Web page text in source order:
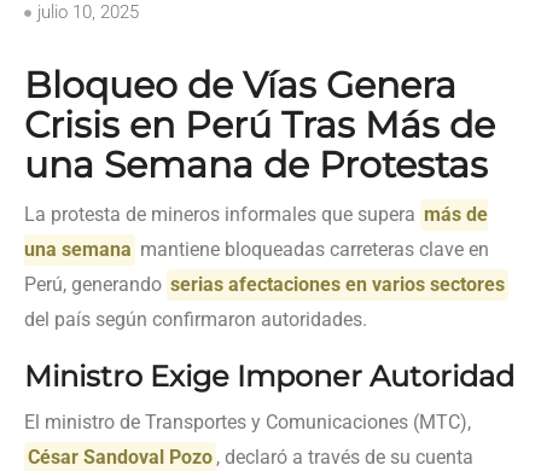
julio 10, 2025
Bloqueo de Vías Genera
Crisis en Perú Tras Más de
una Semana de Protestas
La protesta de mineros informales que supera más de
una semana mantiene bloqueadas carreteras clave en
Perú, generando serias afectaciones en varios sectores
del país según confirmaron autoridades.
Ministro Exige Imponer Autoridad
El ministro de Transportes y Comunicaciones (MTC),
César Sandoval Pozo , declaró a través de su cuenta